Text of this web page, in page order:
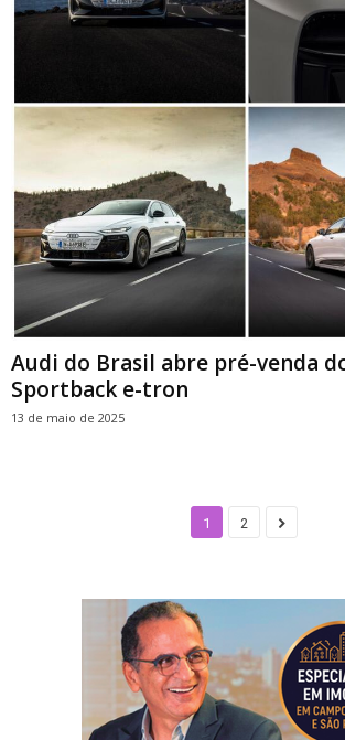
Audi do Brasil abre pré-venda
Sportback e-tron
13 de maio de 2025
1 2